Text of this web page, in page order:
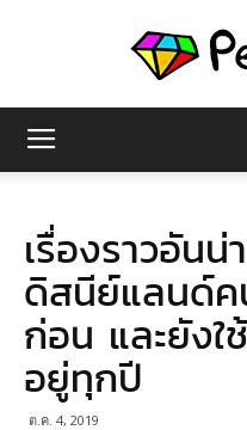
เรื่องราวอัน
ดิสนีย์แลนด์ค
ก่อน และยัง
อยู่ทุกปี
ต.ค. 4, 2019